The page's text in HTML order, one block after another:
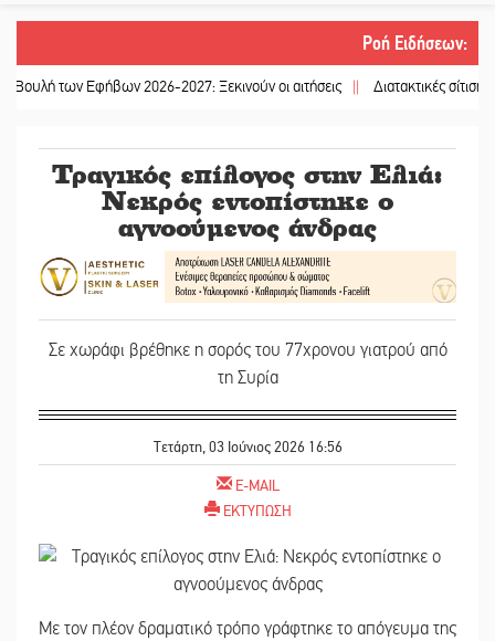
Ροή Ειδήσεων:
Εφήβων 2026-2027: Ξεκινούν οι αιτήσεις || Διατακτικές σίτισης: Σήμα
Τραγικός επίλογος στην Ελιά:
Νεκρός εντοπίστηκε ο
αγνοούμενος άνδρας
Σε χωράφι βρέθηκε η σορός του 77χρονου γιατρού από
τη Συρία
Τετάρτη, 03 Ιούνιος 2026 16:56
E-MAIL
ΕΚΤΥΠΩΣΗ
Με τον πλέον δραματικό τρόπο γράφτηκε το απόγευμα της